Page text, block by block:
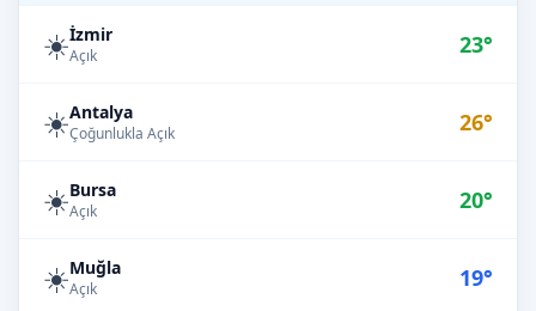
☀️İzmir
Açık 23°
☀️Antalya
Çoğunlukla Açık 26°
☀️Bursa
Açık 20°
☀️Muğla
Açık 19°